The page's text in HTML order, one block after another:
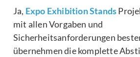
Ja, Expo Exhibition Stands
mit allen Vorgaben und
Sicherheitsanforderungen
übernehmen die komplette